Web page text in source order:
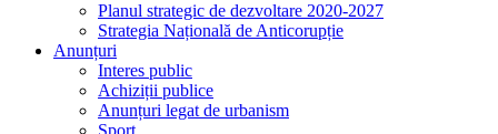
Planul strategic de dezvoltare 2020-2027
Strategia Națională de Anticorupție
Anunțuri
Interes public
Achiziții publice
Anunțuri legat de urbanism
Sport